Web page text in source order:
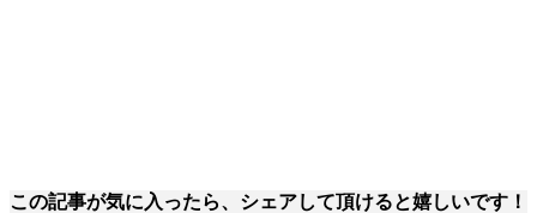
この記事が気に入ったら、シェアして頂けると嬉しいです！